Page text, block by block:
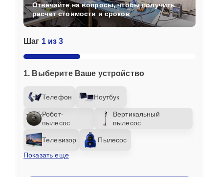
Шаг 1 из 3
1. Выберите Ваше устройство
Телефон Ноутбук
Робот-
пылесос
Вертикальный
пылесос
Телевизор
Пылесос
Показать еще
Отвечайте на вопросы, чтобы получить
расчет стоимости и сроков